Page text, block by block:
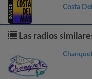
Costa
Las radios